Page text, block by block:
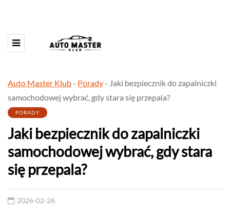
Auto Master Klub- Porady- Jaki bezpiecznik do zapalniczki
samochodowej wybrać, gdy stara się przepala?
PORADY
Jaki bezpiecznik do zapalniczki
samochodowej wybrać, gdy stara
się przepala?
2026-02-26